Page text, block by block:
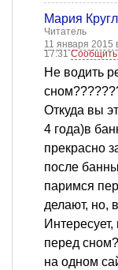
Мария
Читатель
11 января 2015
17:31Сообщить
Не водить
Откуда вы
4 года)в
прекрасно
после
паримся
делают, но,
перед
на одном